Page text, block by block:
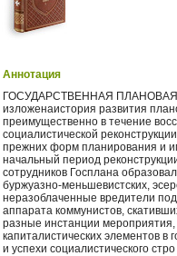
Аннотация
ГОСУДАРСТВЕННАЯ ПЛАНОВАЯ
изложенаистория развития
преимущественно в течение
социалистической
прежних форм планирования и
начальный период
сотрудников Госплана
буржуазно-меньшевистских,
неразоблаченные вредители
аппарата коммунистов,
разные инстанции
капиталистических элементов в
и успехи социалистического стро